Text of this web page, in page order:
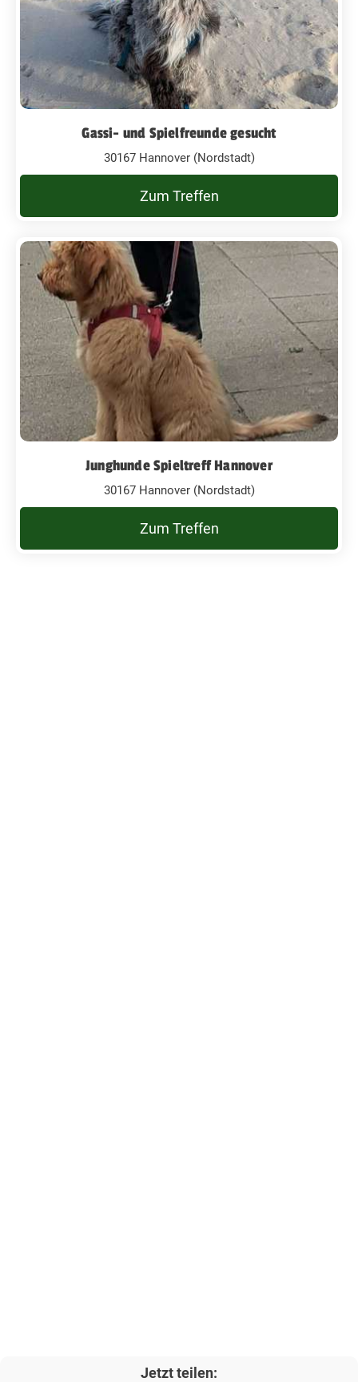
Gassi- und Spielfreunde gesucht
30167 Hannover (Nordstadt)
Zum Treffen
Junghunde Spieltreff Hannover
30167 Hannover (Nordstadt)
Zum Treffen
Jetzt teilen: